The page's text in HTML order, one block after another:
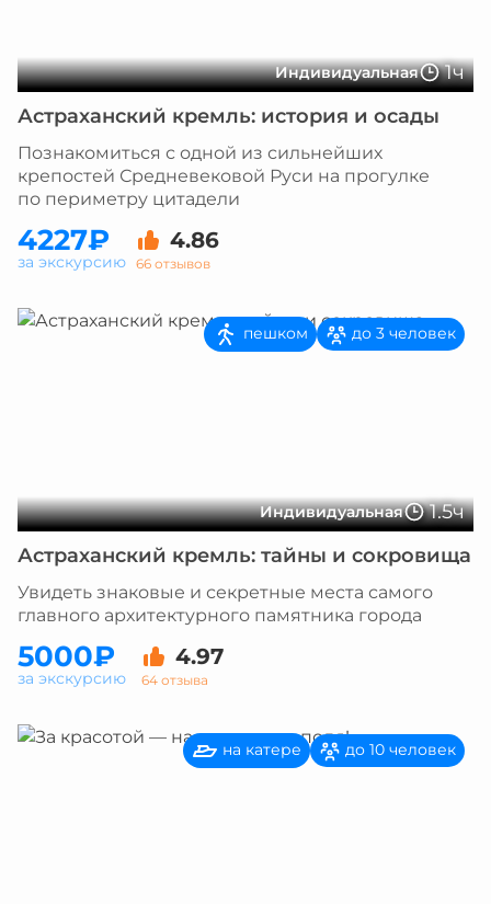
Индивидуальная 1ч
Астраханский кремль: история и осады
Познакомиться с одной из сильнейших
крепостей Средневековой Руси на прогулке
по периметру цитадели
4227₽ 4.86
66 отзывов
за экскурсию
Индивидуальная 1.5ч
пешком до 3 человек
Астраханский кремль: тайны и сокровища
Увидеть знаковые и секретные места самого
главного архитектурного памятника города
5000₽ 4.97
64 отзыва
за экскурсию
на катере до 10 человек